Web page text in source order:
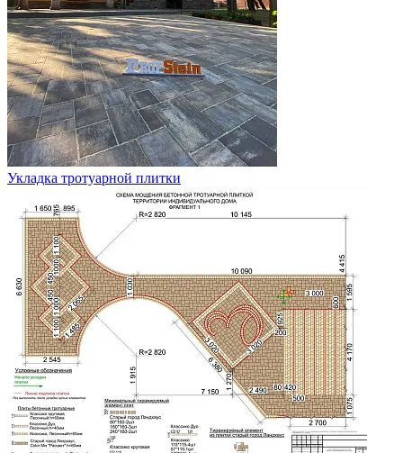
Укладка тротуарной плитки